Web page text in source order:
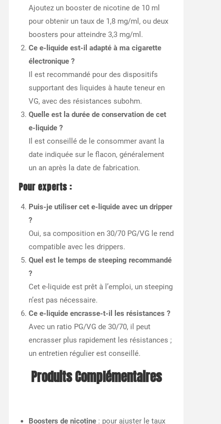
Ajoutez un booster de nicotine de 10 ml
pour obtenir un taux de 1,8 mg/ml, ou deux
boosters pour atteindre 3,3 mg/ml.
Ce e-liquide est-il adapté à ma cigarette
électronique ?
Il est recommandé pour des dispositifs
supportant des liquides à haute teneur en
VG, avec des résistances subohm.
Quelle est la durée de conservation de cet
e-liquide ?
Il est conseillé de le consommer avant la
date indiquée sur le flacon, généralement
un an après la date de fabrication.
Pour experts :
Puis-je utiliser cet e-liquide avec un dripper
?
Oui, sa composition en 30/70 PG/VG le rend
compatible avec les drippers.
Quel est le temps de steeping recommandé
?
Cet e-liquide est prêt à l’emploi, un steeping
n’est pas nécessaire.
Ce e-liquide encrasse-t-il les résistances ?
Avec un ratio PG/VG de 30/70, il peut
encrasser plus rapidement les résistances ;
un entretien régulier est conseillé.
Produits Complémentaires
Boosters de nicotine: pour ajuster le taux